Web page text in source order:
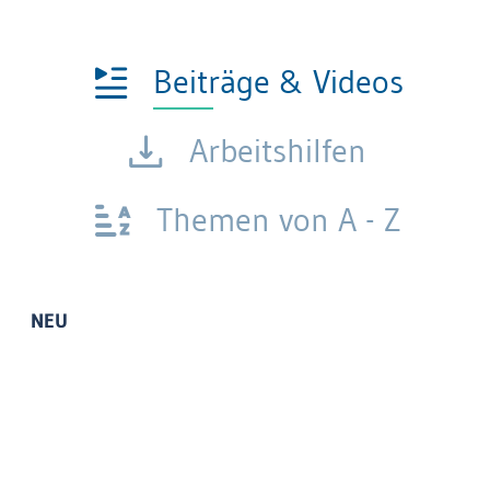
Beiträge & Videos
Arbeitshilfen
Themen von A - Z
NEU